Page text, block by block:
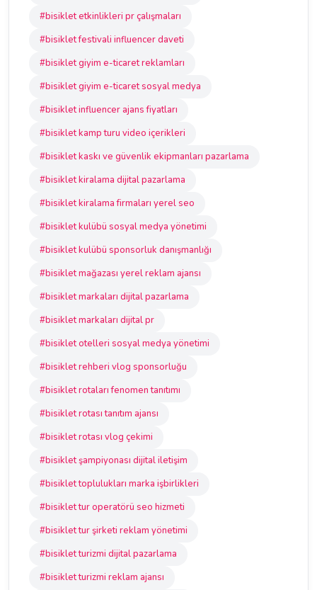
#bisiklet etkinlikleri pr çalışmaları
#bisiklet festivali influencer daveti
#bisiklet giyim e-ticaret reklamları
#bisiklet giyim e-ticaret sosyal medya
#bisiklet influencer ajans fiyatları
#bisiklet kamp turu video içerikleri
#bisiklet kaskı ve güvenlik ekipmanları pazarlama
#bisiklet kiralama dijital pazarlama
#bisiklet kiralama firmaları yerel seo
#bisiklet kulübü sosyal medya yönetimi
#bisiklet kulübü sponsorluk danışmanlığı
#bisiklet mağazası yerel reklam ajansı
#bisiklet markaları dijital pazarlama
#bisiklet markaları dijital pr
#bisiklet otelleri sosyal medya yönetimi
#bisiklet rehberi vlog sponsorluğu
#bisiklet rotaları fenomen tanıtımı
#bisiklet rotası tanıtım ajansı
#bisiklet rotası vlog çekimi
#bisiklet şampiyonası dijital iletişim
#bisiklet toplulukları marka işbirlikleri
#bisiklet tur operatörü seo hizmeti
#bisiklet tur şirketi reklam yönetimi
#bisiklet turizmi dijital pazarlama
#bisiklet turizmi reklam ajansı